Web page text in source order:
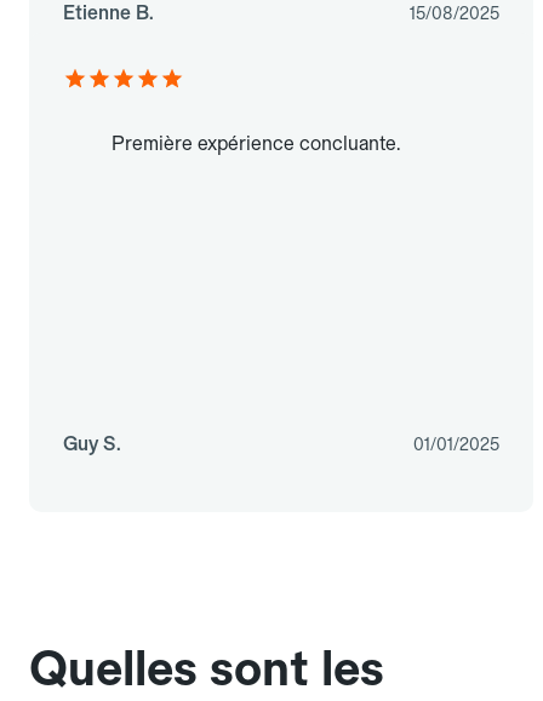
Etienne B. 15/08/2025
Première expérience concluante.
Guy S. 01/01/2025
Quelles sont les